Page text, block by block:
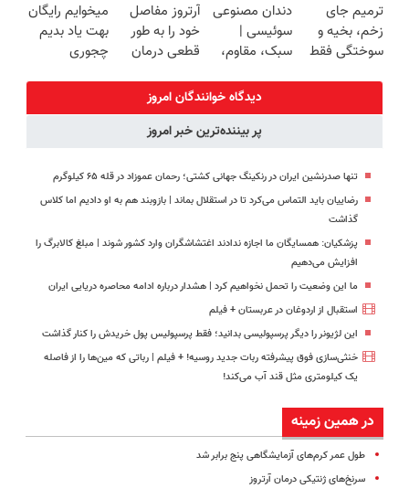
🔥 پرداخت
درب منزل
برگردون
(40%off)
منزل + گارانتی
تعویض
خرید40%تخفیف
ترمیم جای
زخم، بخیه و
سوختگی فقط
دندان مصنوعی
سوئیسی |
سبک، مقاوم،
رایگان+پرداخت
اقساطی😍
آرتروز مفاصل
خود را به طور
قطعی درمان
◗پرسش‌نامه◖
میخوایم رایگان
بهت یاد بدیم
چجوری
مجانیه
دیدگاه خوانندگان امروز
پر بیننده‌ترین خبر امروز
تنها صدرنشین ایران در رنکینگ جهانی کشتی؛ رحمان عموزاد در قله ۶۵ کیلوگرم
رضاییان باید التماس می‌کرد تا در استقلال بماند | بازوبند هم به او دادیم اما کلاس
گذاشت
پزشکیان: همسایگان ما اجازه ندادند اغتشاشگران وارد کشور شوند | مبلغ کالابرگ را
افزایش می‌دهیم
ما این وضعیت را تحمل نخواهیم کرد | هشدار درباره ادامه محاصره دریایی ایران
استقبال از اردوغان در عربستان + فیلم
این لژیونر را دیگر پرسپولیسی بدانید؛ فقط پرسپولیس پول خریدش را کنار گذاشت
خنثی‌سازی فوق پیشرفته ربات جدید روسیه! + فیلم | رباتی که مین‌ها را از فاصله
یک کیلومتری مثل قند آب می‌کند!
در همین زمینه
طول عمر کرم‌های آزمایشگاهی پنج برابر شد
سرنخ‌های ژنتیکی درمان آرتروز